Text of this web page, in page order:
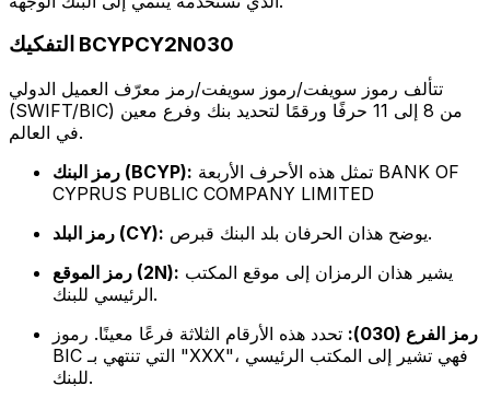
التفكيك BCYPCY2N030
تتألف رموز سويفت/رموز سويفت/رمز معرّف العميل الدولي
(SWIFT/BIC) من 8 إلى 11 حرفًا ورقمًا لتحديد بنك وفرع معين
في العالم.
رمز البنك (BCYP):
CYPRUS PUBLIC COMPANY LIMITED
رمز البلد (CY):
يوضح هذان الحرفان بلد البنك قبرص.
رمز الموقع (2N):
الرئيسي للبنك.
رمز الفرع (030):
تحدد هذه الأرقام الثلاثة فرعًا معينًا. رموز
BIC التي تنتهي بـ "XXX"، فهي تشير إلى المكتب الرئيسي
للبنك.